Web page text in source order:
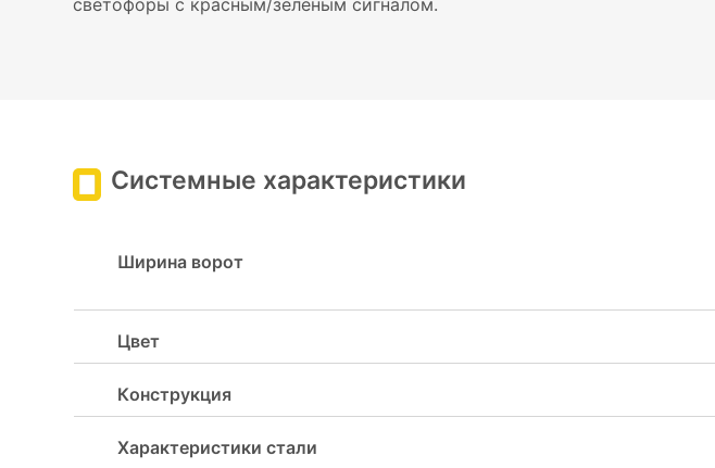
светофоры с красным/зеленым сигналом.
Системные характеристики
Ширина ворот
Цвет
Конструкция
Характеристики стали